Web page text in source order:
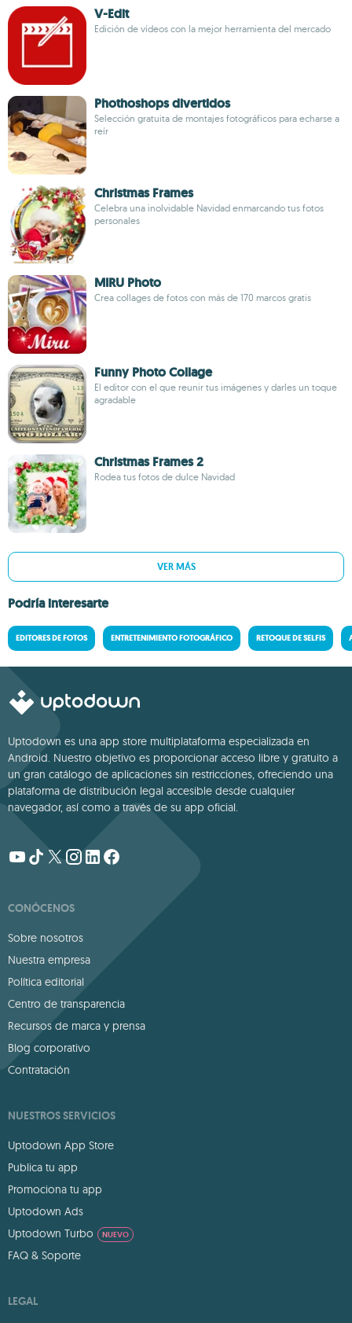
V-Edit
Edición de vídeos con la mejor herramienta del mercado
Phothoshops divertidos
Selección gratuita de montajes fotográficos para echarse a
reír
Christmas Frames
Celebra una inolvidable Navidad enmarcando tus fotos
personales
MIRU Photo
Crea collages de fotos con más de 170 marcos gratis
Funny Photo Collage
El editor con el que reunir tus imágenes y darles un toque
agradable
Christmas Frames 2
Rodea tus fotos de dulce Navidad
VER MÁS
Podría interesarte
EDITORES DE FOTOS ENTRETENIMIENTO FOTOGRÁFICO RETOQUE DE SELFIS
Uptodown es una app store multiplataforma especializada en
Android. Nuestro objetivo es proporcionar acceso libre y gratuito a
un gran catálogo de aplicaciones sin restricciones, ofreciendo una
plataforma de distribución legal accesible desde cualquier
navegador, así como a través de su app oficial.
CONÓCENOS
Sobre nosotros
Nuestra empresa
Política editorial
Centro de transparencia
Recursos de marca y prensa
Blog corporativo
Contratación
NUESTROS SERVICIOS
Uptodown App Store
Publica tu app
Promociona tu app
Uptodown Ads
Uptodown Turbo
NUEVO
FAQ & Soporte
LEGAL